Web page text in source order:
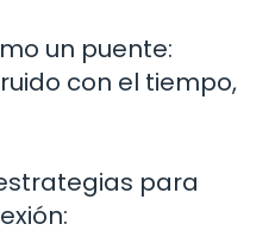
un puente:
con el tiempo,
para